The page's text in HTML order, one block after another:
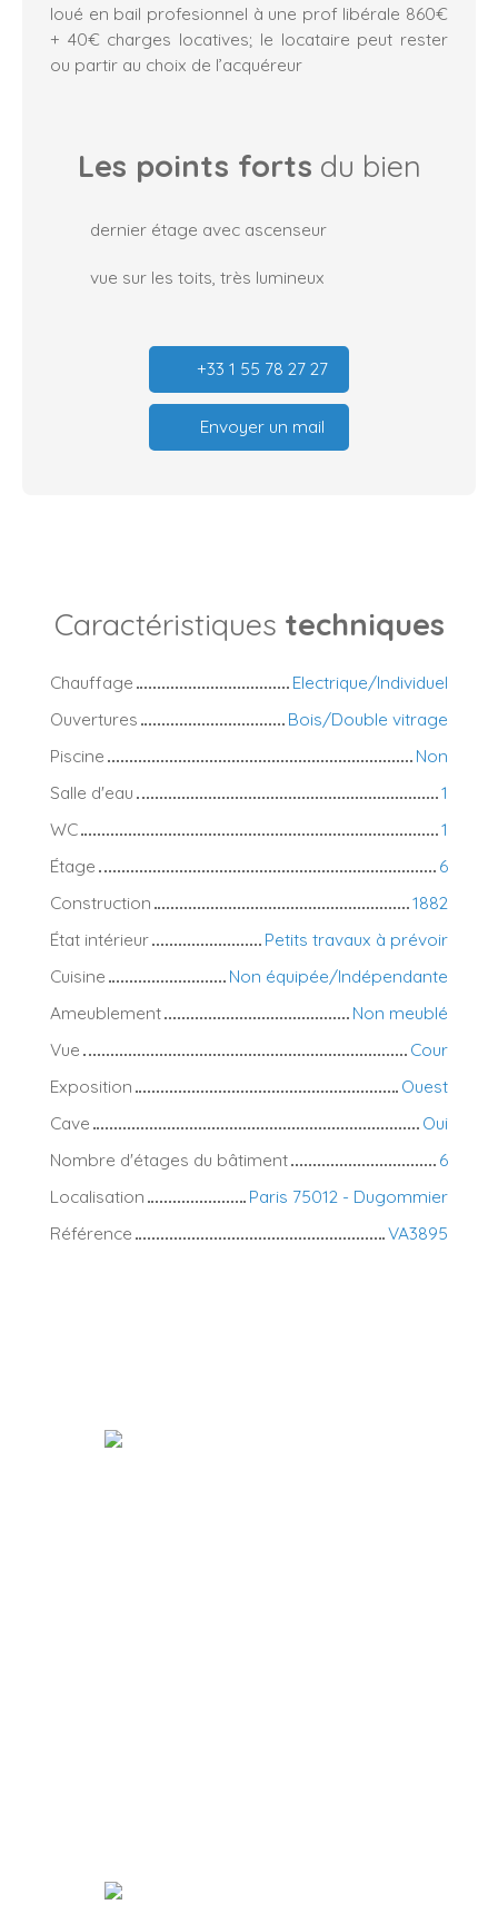
loué en bail profesionnel à une prof libérale 860€
+ 40€ charges locatives; le locataire peut rester
ou partir au choix de l’acquéreur
Les points forts du bien
dernier étage avec ascenseur
vue sur les toits, très lumineux
+33 1 55 78 27 27
Envoyer un mail
Caractéristiques techniques
Chauffage
Electrique/Individuel
Ouvertures
Bois/Double vitrage
Piscine
Non
Salle d'eau
1
WC
1
Étage
6
Construction
1882
État intérieur
Petits travaux à prévoir
Cuisine
Non équipée/Indépendante
Ameublement
Non meublé
Vue
Cour
Exposition
Ouest
Cave
Oui
Nombre d'étages du bâtiment
6
Localisation
Paris 75012 - Dugommier
Référence
VA3895